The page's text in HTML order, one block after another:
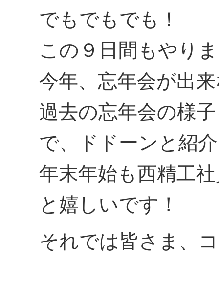
でもでもでも！
この９日間もやり
今年、忘年会が出
過去の忘年会の様
で、ドドーンと紹
年末年始も西精工
と嬉しいです！
それでは皆さま、